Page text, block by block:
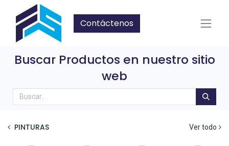
Contáctenos
Buscar Productos en nuestro sitio
web
PINTURAS Ver todo